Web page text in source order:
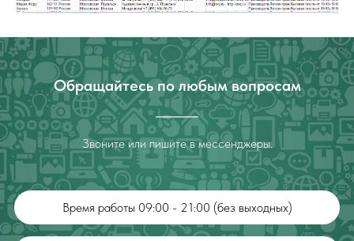
Обращайтесь по любым вопросам
Звоните или пишите в мессенджеры.
Время работы 09:00 - 21:00 (без выходных)